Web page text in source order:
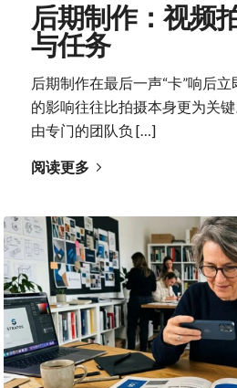
后期制作：视频
与任务
后期制作在最后一声“卡”响后
的影响往往比拍摄本身更为关
由专门的团队负 […]
阅读更多